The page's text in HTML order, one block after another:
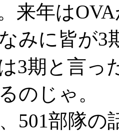
来年は
みに皆が3
3期と言っ
のじゃ。
501部隊